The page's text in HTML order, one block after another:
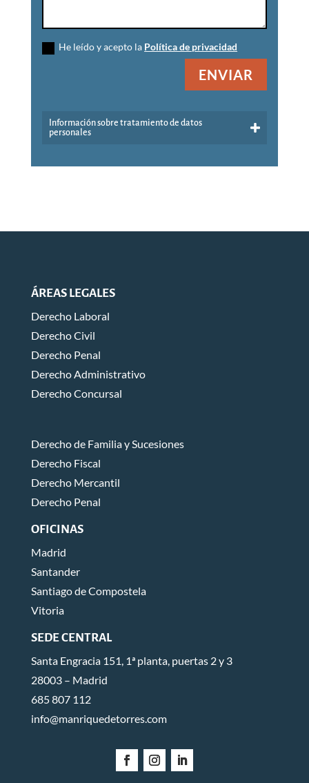
He leído y acepto la Política de privacidad
ENVIAR
Información sobre tratamiento de datos
personales
ÁREAS LEGALES
Derecho Laboral
Derecho Civil
Derecho Penal
Derecho Administrativo
Derecho Concursal
Derecho de Familia y Sucesiones
Derecho Fiscal
Derecho Mercantil
Derecho Penal
OFICINAS
Madrid
Santander
Santiago de Compostela
Vitoria
SEDE CENTRAL
Santa Engracia 151, 1ª planta, puertas 2 y 3
28003 – Madrid
685 807 112
info@manriquedetorres.com